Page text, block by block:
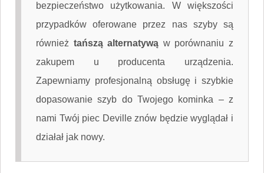
bezpieczeństwo użytkowania. W większości
przypadków oferowane przez nas szyby są
również tańszą alternatywą w porównaniu z
zakupem u producenta urządzenia.
Zapewniamy profesjonalną obsługę i szybkie
dopasowanie szyb do Twojego kominka – z
nami Twój piec Deville znów będzie wyglądał i
działał jak nowy.